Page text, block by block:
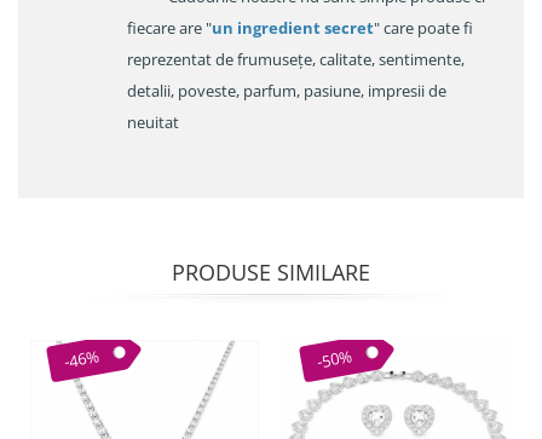
fiecare are "un ingredient secret" care poate fi
reprezentat de frumusețe, calitate, sentimente,
detalii, poveste, parfum, pasiune, impresii de
neuitat
PRODUSE SIMILARE
-46% -50%